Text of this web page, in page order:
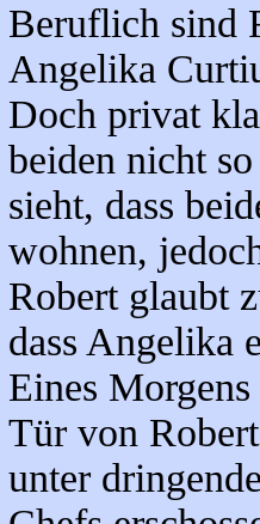
Beruflich sind
Angelika
Doch privat
beiden nicht
sieht, dass
wohnen,
Robert glaubt
dass Angelika
Eines
Tür von
unter